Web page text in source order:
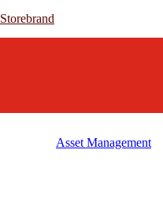
Storebrand
Storebrand
Asset Management